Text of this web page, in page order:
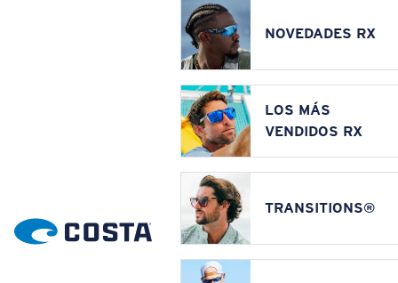
NOVEDADES RX
LOS MÁS
VENDIDOS RX
TRANSITIONS®